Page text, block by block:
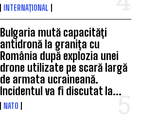
INTERNAȚIONAL
Bulgaria mută capacități
antidronă la granița cu
România după explozia unei
drone utilizate pe scară largă
de armata ucraineană.
Incidentul va fi discutat la...
NATO